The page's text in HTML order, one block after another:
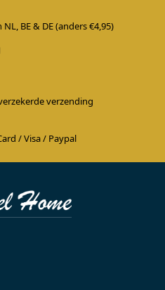
BE & DE (anders €4,95)
verzending
/ Visa / Paypal